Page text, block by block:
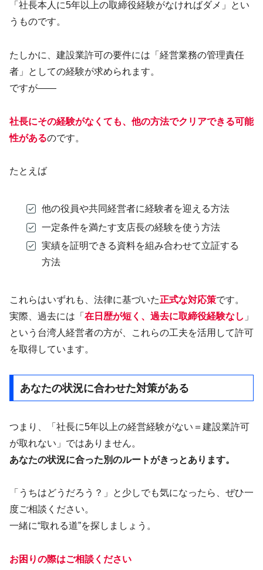
「社長本人に5年以上の取締役経験がなければダメ」とい
うものです。
たしかに、建設業許可の要件には「経営業務の管理責任
者」としての経験が求められます。
ですが——
社長にその経験がなくても、他の方法でクリアできる可能
性があるのです。
たとえば
他の役員や共同経営者に経験者を迎える方法
一定条件を満たす支店長の経験を使う方法
実績を証明できる資料を組み合わせて立証する
方法
これらはいずれも、法律に基づいた正式な対応策です。
実際、過去には「 在日歴が短く、過去に取締役経験なし 」
という台湾人経営者の方が、これらの工夫を活用して許可
を取得しています。
あなたの状況に合わせた対策がある
つまり、「社長に5年以上の経営経験がない＝建設業許可
が取れない」ではありません。
あなたの状況に合った別のルートがきっとあります。
「うちはどうだろう？」と少しでも気になったら、ぜひ一
度ご相談ください。
一緒に“取れる道”を探しましょう。
お困りの際はご相談ください